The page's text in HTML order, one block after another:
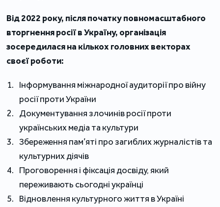
Від 2022 року, після початку повномасштабного
вторгнення росії в Україну, організація
зосередилася на кількох головних векторах
своєї роботи:
Інформування міжнародної аудиторії про війну
росії проти України
Документування злочинів росії проти
українських медіа та культури
Збереження пам’яті про загиблих журналістів та
культурних діячів
Проговорення і фіксація досвіду, який
переживають сьогодні українці
Відновлення культурного життя в Україні